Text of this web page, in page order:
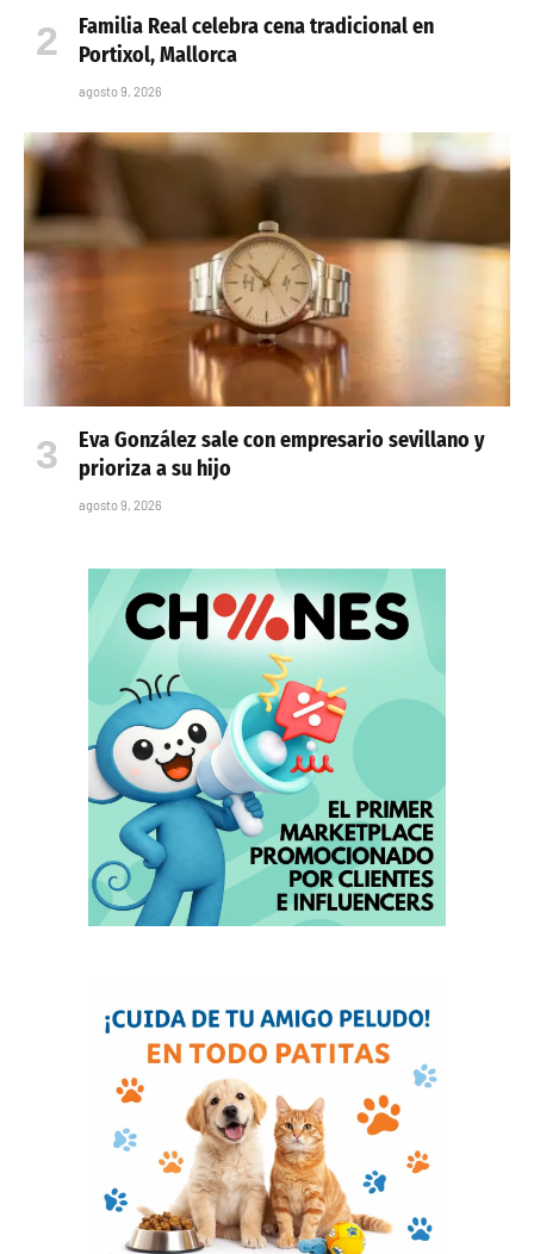
Familia Real celebra cena tradicional en
Portixol, Mallorca
agosto 9, 2026
Eva González sale con empresario sevillano y
prioriza a su hijo
agosto 9, 2026